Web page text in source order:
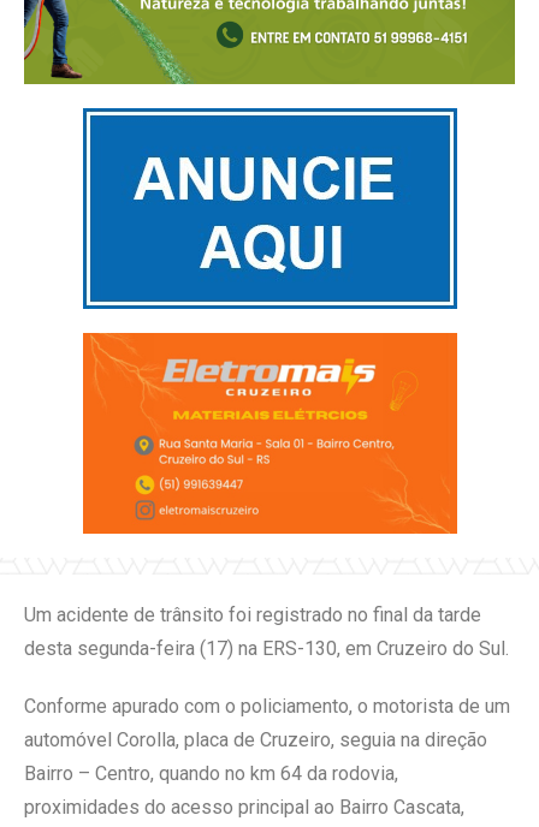
Um acidente de trânsito foi registrado no final da tarde
desta segunda-feira (17) na ERS-130, em Cruzeiro do Sul.
Conforme apurado com o policiamento, o motorista de um
automóvel Corolla, placa de Cruzeiro, seguia na direção
Bairro – Centro, quando no km 64 da rodovia,
proximidades do acesso principal ao Bairro Cascata,